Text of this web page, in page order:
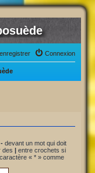
Connexion
- devant un mot qui doit
des | entre crochets si
« * » comme